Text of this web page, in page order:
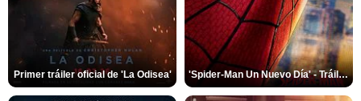
Primer tráiler oficial de 'La Odisea' 'Spider-Man Un Nuevo Día' - Tráiler oficial subtitulado